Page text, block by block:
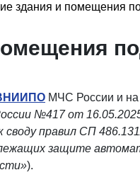
здания и помещения
МЧС России и на
№417 от
правил СП
защите
).